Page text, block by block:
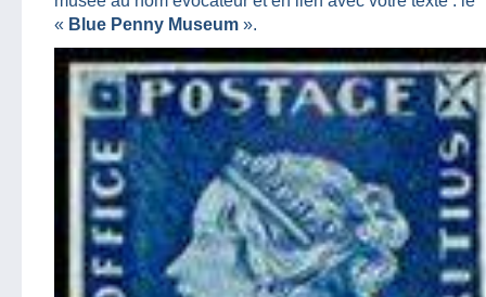
« Blue Penny Museum ».